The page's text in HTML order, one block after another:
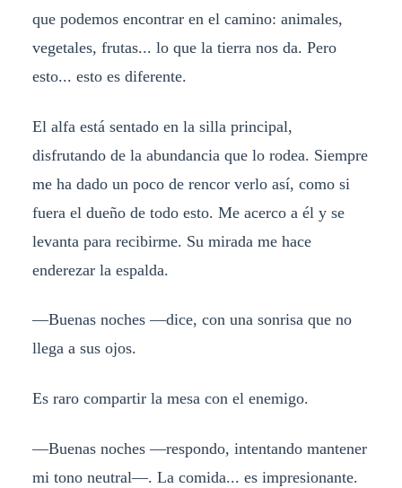
que podemos encontrar en el camino: animales,
vegetales, frutas... lo que la tierra nos da. Pero
esto... esto es diferente.
El alfa está sentado en la silla principal,
disfrutando de la abundancia que lo rodea. Siempre
me ha dado un poco de rencor verlo así, como si
fuera el dueño de todo esto. Me acerco a él y se
levanta para recibirme. Su mirada me hace
enderezar la espalda.
—Buenas noches —dice, con una sonrisa que no
llega a sus ojos.
Es raro compartir la mesa con el enemigo.
—Buenas noches —respondo, intentando mantener
mi tono neutral—. La comida... es impresionante.